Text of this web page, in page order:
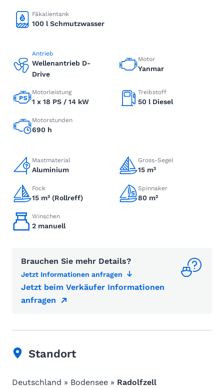
Fäkalientank
100 l Schmutzwasser
Antrieb
Wellenantrieb D-
Drive
Motor
Yanmar
Motorleistung
1 x 18 PS / 14 kW
Treibstoff
50 l Diesel
Motorstunden
690 h
Mastmaterial
Aluminium
Gross-Segel
15 m²
Fock
15 m² (Rollreff)
Spinnaker
80 m²
Winschen
2 manuell
Brauchen Sie mehr Details?
Jetzt Informationen anfragen
Jetzt beim Verkäufer Informationen
anfragen
Standort
Deutschland » Bodensee » Radolfzell